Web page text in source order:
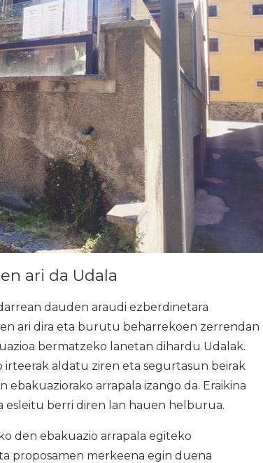
ari da Udala
dauden araudi ezberdinetara
ari dira eta burutu beharrekoen zerrendan
bermatzeko lanetan dihardu Udalak.
aldatu ziren eta segurtasun beirak
arrapala izango da. Eraikina
esleitu berri diren lan hauen helburua.
den ebakuazio arrapala egiteko
proposamen merkeena egin duena